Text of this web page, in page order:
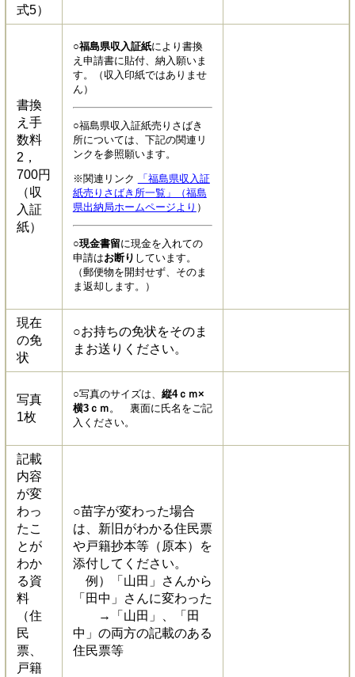
式5）
書換
え手
数料
2，
700円
（収
入証
紙）
○福島県収入証紙により書換
え申請書に貼付、納入願いま
す。（収入印紙ではありませ
ん）
○福島県収入証紙売りさばき
所については、下記の関連リ
ンクを参照願います。
※関連リンク
「福島県収入証
紙売りさばき所一覧」（福島
県出納局ホームページより ）
○現金書留に現金を入れての
申請はお断り しています。
（郵便物を開封せず、そのま
ま返却します。）
現在
の免
状
○お持ちの免状をそのま
まお送りください。
写真
1枚
○写真のサイズは、 縦4ｃｍ×
横3ｃｍ 。 裏面に氏名をご記
入ください。
記載
内容
が変
わっ
たこ
とが
わか
る資
料
（住
民
票、
戸籍
○苗字が変わった場合
は、新旧がわかる住民票
や戸籍抄本等（原本）を
添付してください。
例）「山田」さんから
「田中」さんに変わった
→「山田」、「田
中」の両方の記載のある
住民票等